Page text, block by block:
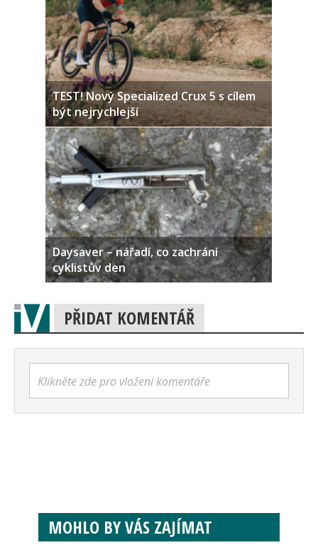
TEST! Nový Specialized Crux 5 s cílem
být nejrychlejší
Daysaver – nářadí, co zachrání
cyklistův den
PŘIDAT KOMENTÁŘ
Klikněte zde pro vložení komentáře
MOHLO BY VÁS ZAJÍMAT